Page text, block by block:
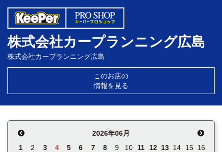
株式会社カープランニング広島
株式会社カープランニング広島
このお店の
情報を見る
2026年06月
1
2 3 4 5 6 7 8 9 10 11 12 13 14 15 16